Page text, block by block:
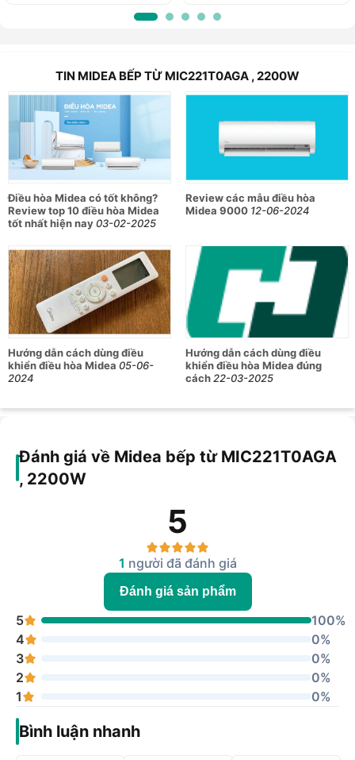
TIN MIDEA BẾP TỪ MIC221T0AGA , 2200W
Điều hòa Midea có tốt không?
Review top 10 điều hòa Midea
tốt nhất hiện nay03-02-2025
Review các mẫu điều hòa
Midea 9000 12-06-2024
Hướng dẫn cách dùng điều
khiển điều hòa Midea 05-06-
2024
Hướng dẫn cách dùng điều
khiển điều hòa Midea đúng
cách22-03-2025
Đánh giá về Midea bếp từ MIC221T0AGA
, 2200W
5
1 người đã đánh giá
Đánh giá sản phẩm
5
100%
4
0%
3
0%
2
0%
1
0%
Bình luận nhanh